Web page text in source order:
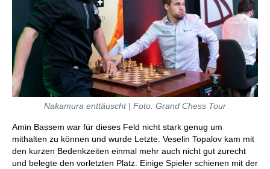
Nakamura enttäuscht | Foto: Grand Chess Tour
Amin Bassem war für dieses Feld nicht stark genug um
mithalten zu können und wurde Letzte. Veselin Topalov kam mit
den kurzen Bedenkzeiten einmal mehr auch nicht gut zurecht
und belegte den vorletzten Platz. Einige Spieler schienen mit der